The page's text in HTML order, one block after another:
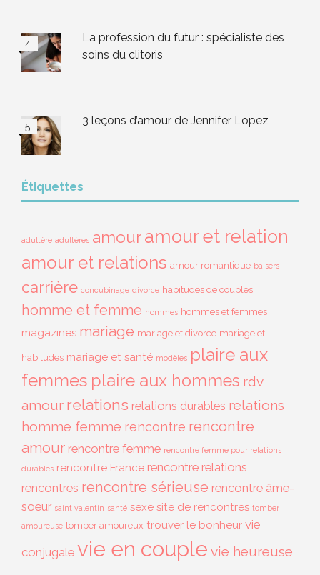
La profession du futur : spécialiste des
soins du clitoris
3 leçons d’amour de Jennifer Lopez
Étiquettes
adultère adultères amouramour et relation
amour et relations amour romantique baisers
carrière concubinage divorce habitudes de couples
homme et femme hommes hommes et femmes
magazines mariage mariage et divorce mariage et
habitudes mariage et santé modèles plaire aux
femmes plaire aux hommes rdv
amour relations relations durables relations
homme femme rencontre rencontre
amour rencontre femme rencontre femme pour relations
durables rencontre France rencontre relations
rencontres rencontre sérieuse rencontre âme-
soeur saint valentin santé sexe site de rencontres tomber
amoureuse tomber amoureux trouver le bonheur vie
conjugale vie en couple vie heureuse